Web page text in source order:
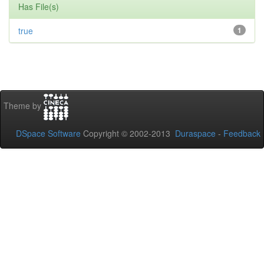
Has File(s)
1
true
Theme by
DSpace Software Copyright © 2002-2013 Duraspace - Feedback